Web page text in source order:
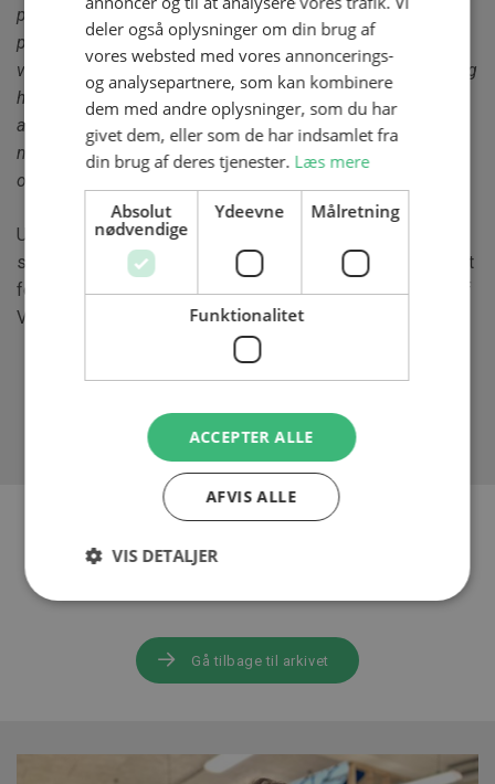
positivt til vores elever – både fagligt og socialt. De får
prøvet nye idrætsgrene, men især fællesskabet og glæden
ved at være aktive sammen har haft god indvirkning. Samtidig
håber vi, at tilbuddet kan give vores elever lyst til og mod på
at deltage i idræts- og foreningsaktiviteter i deres fritid –
noget som en stor del af vores elever af forskellige grunde
ofte har afholdt sig fra.”
Udover A-holdet bliver Omsorg og livsstil, Handel og
service, Salg og marketing
samt AGU X nu også en del af et
forløb medIdræt i Dagtimerne året ud.Forløbeter støttet af
Vejle Kommune og DGI.
ARTIKLEN ER SLUT
Gå tilbage til arkivet
deler også oplysninger om din brug af
vores websted med vores annoncerings-
og analysepartnere, som kan kombinere
dem med andre oplysninger, som du har
givet dem, eller som de har indsamlet fra
din brug af deres tjenester. Læs mere
Absolut
nødvendige
Ydeevne Målretning
Funktionalitet
ACCEPTER ALLE
AFVIS ALLE
VIS DETALJER